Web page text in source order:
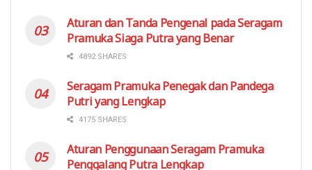
Aturan dan Tanda Pengenal pada Seragam
Pramuka Siaga Putra yang Benar
4892 SHARES
Seragam Pramuka Penegak dan Pandega
Putri yang Lengkap
4175 SHARES
Aturan Penggunaan Seragam Pramuka
Penggalang Putra Lengkap